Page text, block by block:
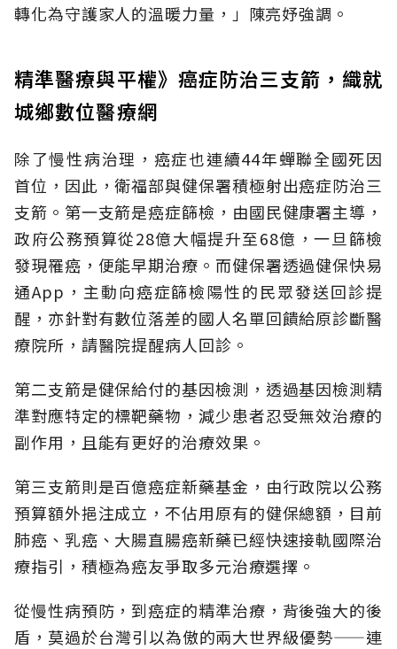
轉化為守護家人的溫暖力量，」陳亮妤強調。
精準醫療與平權》癌症防治三支箭，織就
城鄉數位醫療網
除了慢性病治理，癌症也連續44年蟬聯全國死因
首位，因此，衛福部與健保署積極射出癌症防治三
支箭。第一支箭是癌症篩檢，由國民健康署主導，
政府公務預算從28億大幅提升至68億，一旦篩檢
發現罹癌，便能早期治療。而健保署透過健保快易
通App，主動向癌症篩檢陽性的民眾發送回診提
醒，亦針對有數位落差的國人名單回饋給原診斷醫
療院所，請醫院提醒病人回診。
第二支箭是健保給付的基因檢測，透過基因檢測精
準對應特定的標靶藥物，減少患者忍受無效治療的
副作用，且能有更好的治療效果。
第三支箭則是百億癌症新藥基金，由行政院以公務
預算額外挹注成立，不佔用原有的健保總額，目前
肺癌、乳癌、大腸直腸癌新藥已經快速接軌國際治
療指引，積極為癌友爭取多元治療選擇。
從慢性病預防，到癌症的精準治療，背後強大的後
盾，莫過於台灣引以為傲的兩大世界級優勢——連